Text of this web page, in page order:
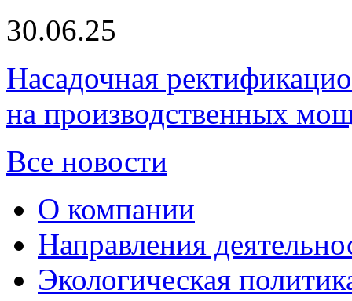
30.06.25
Насадочная
на производственных
Все новости
О компании
Направления
Экологическая